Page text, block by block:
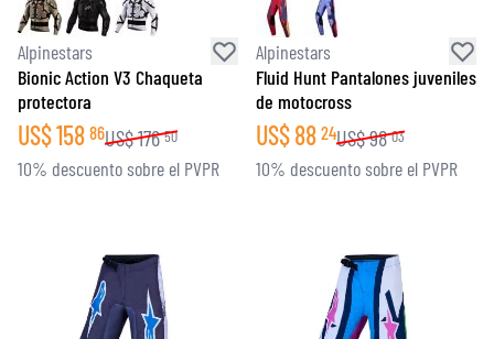
Alpinestars
Bionic Action V3 Chaqueta
protectora
US$158 86US$176 50
10% descuento sobre el PVPR
Alpinestars
Fluid Hunt Pantalones juveniles
de motocross
US$88 24US$98 03
10% descuento sobre el PVPR